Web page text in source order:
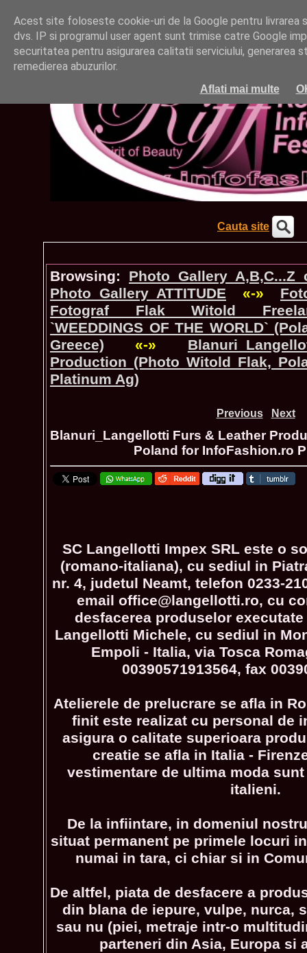
Acest site foloseste cookie-uri de la Google pentru livrarea
dvs. IP si programul user agent sunt trimise catre Google
securitatea pentru asigurarea calitatii serviciului, generarea
remedierea abuzurilor.
Aflati mai multe
Cauta site
Browsing:
Photo_Gallery
Photo_Gallery ATTITUDE
«-»
Fotograf Flak Witold
`WEEDDINGS OF THE WORLD`
Greece)
«-»
Production (Photo Witold Flak,
Platinum Ag)
Previous Next
Blanuri_Langellotti Furs & Leather
Poland for InfoFashion.ro
SC Langellotti Impex SRL este o
(romano-italiana), cu sediul in
nr. 4, judetul Neamt, telefon 0233-
email office@langellotti.ro, cu
desfacerea produselor
Langellotti Michele, cu sediul in
Empoli - Italia, via Tosca
00390571913564, fax
Atelierele de prelucrare se afla in
finit este realizat cu personal de
asigura o calitate superioara
creatie se afla in Italia -
vestimentare de ultima moda
italieni.
De la infiintare, in domeniul
situat permanent pe primele locuri
numai in tara, ci chiar si in
De altfel, piata de desfacere a
din blana de iepure, vulpe, nurca,
sau nu (piei, metraje intr-o
parteneri din Asia, Europa si